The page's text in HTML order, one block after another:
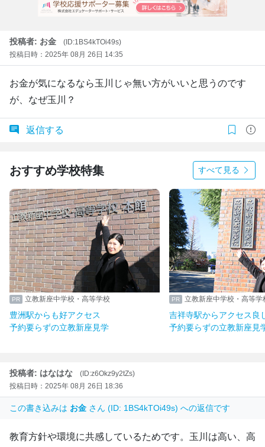
投稿者: お金
(ID:1BS4kTOi49s)
投稿日時：2025年 08月 26日 14:35
お金が気になるなら玉川じゃ無い方がいいと思うのです
が、なぜ玉川？
返信する
おすすめ学校特集 すべて見る
立教新座中学校・高等学校
豊洲駅からも好アクセス
予約要らずの立教新座見学
立教新座中学校・高等学
吉祥寺駅からアクセス良
予約要らずの立教新座見
投稿者: はなはな
(ID:z6Okz9y2tZs)
投稿日時：2025年 08月 26日 18:36
この書き込みは お金 さん (ID: 1BS4kTOi49s) への返信です
教育方針や環境に共感しているためです。玉川は高い、高